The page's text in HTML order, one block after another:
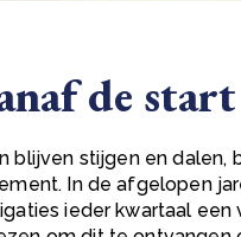
de start
blijven stijgen en dalen,
In de afgelopen
ieder kwartaal een